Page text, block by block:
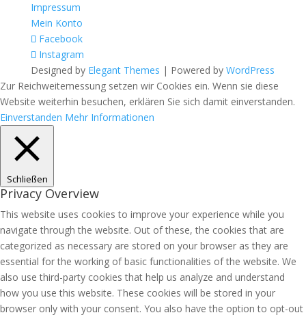
Impressum
Mein Konto
Facebook
Instagram
Designed by Elegant Themes | Powered by WordPress
Zur Reichweitemessung setzen wir Cookies ein. Wenn sie diese
Website weiterhin besuchen, erklären Sie sich damit einverstanden.
Einverstanden Mehr Informationen
Schließen
Privacy Overview
This website uses cookies to improve your experience while you
navigate through the website. Out of these, the cookies that are
categorized as necessary are stored on your browser as they are
essential for the working of basic functionalities of the website. We
also use third-party cookies that help us analyze and understand
how you use this website. These cookies will be stored in your
browser only with your consent. You also have the option to opt-out